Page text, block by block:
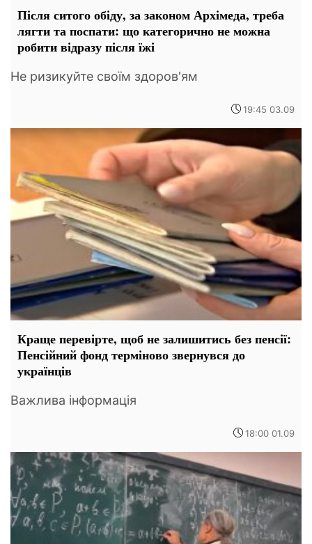
Після ситого обіду, за законом Архімеда, треба
лягти та поспати: що категорично не можна
робити відразу після їжі
Не ризикуйте своїм здоров'ям
19:45 03.09
Краще перевірте, щоб не залишитись без пенсії:
Пенсійний фонд терміново звернувся до
українців
Важлива інформація
18:00 01.09